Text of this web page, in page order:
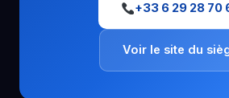
+33 6 29 28 70
Voir le site du